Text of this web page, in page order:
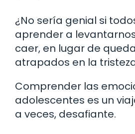
¿No sería genial si
aprender a
caer, en lugar de
atrapados en la
Comprender las
adolescentes es un
a veces, desafiante.